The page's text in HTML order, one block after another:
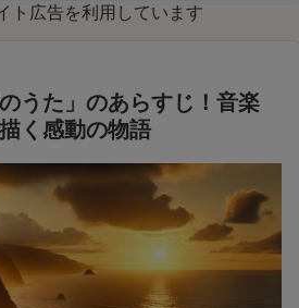
ト広告を利用しています
うた」のあらすじ！音楽
く感動の物語